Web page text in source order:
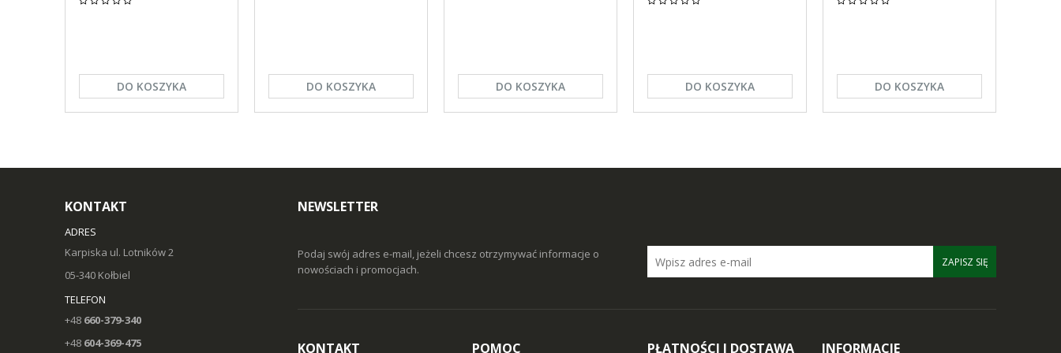
DO KOSZYKA DO KOSZYKA DO KOSZYKA DO KOSZYKA DO KOSZYKA
KONTAKT
ADRES
Karpiska ul. Lotników 2
05-340 Kołbiel
TELEFON
+48 660-379-340
+48 604-369-475
NEWSLETTER
Podaj swój adres e-mail, jeżeli chcesz otrzymywać informacje o
nowościach i promocjach.
ZAPISZ SIĘ
KONTAKT POMOC PŁATNOŚCI I DOSTAWA INFORMACJE